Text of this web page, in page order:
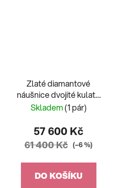
Zlaté diamantové
náušnice dvojité kulaté
0,50ct
Skladem(1 pár)
57 600 Kč
61 400 Kč (–6 %)
DO KOŠÍKU